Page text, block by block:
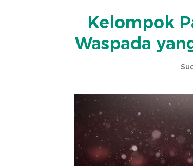
Kelompok
Waspada